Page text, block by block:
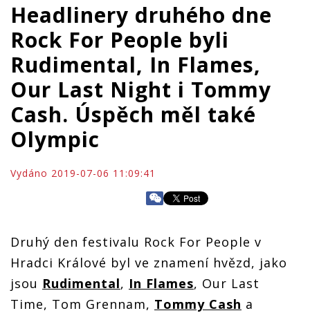
Headlinery druhého dne
Rock For People byli
Rudimental, In Flames,
Our Last Night i Tommy
Cash. Úspěch měl také
Olympic
Vydáno 2019-07-06 11:09:41
Druhý den festivalu Rock For People v
Hradci Králové byl ve znamení hvězd, jako
jsou Rudimental, In Flames, Our Last
Time, Tom Grennam, Tommy Cash a